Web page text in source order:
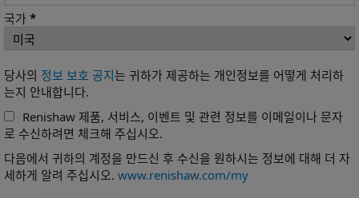
국가 *
당사의 정보 보호 공지는 귀하가 제공하는 개인정보를 어떻게 처리하
는지 안내합니다.
Renishaw 제품, 서비스, 이벤트 및 관련 정보를 이메일이나 문자
로 수신하려면 체크해 주십시오.
다음에서 귀하의 계정을 만드신 후 수신을 원하시는 정보에 대해 더 자
세하게 알려 주십시오. www.renishaw.com/my